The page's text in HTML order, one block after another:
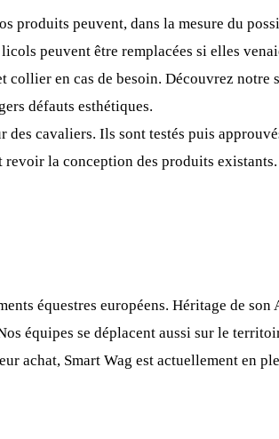
produits peuvent, dans la mesure du
peuvent être remplacées si elles
collier en cas de besoin. Découvrez notre
défauts esthétiques.
cavaliers. Ils sont testés puis
la conception des produits existants.
équestres européens. Héritage de
équipes se déplacent aussi sur le
Smart Wag est actuellement en